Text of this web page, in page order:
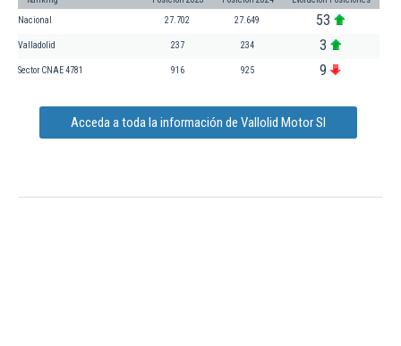
Nacional 27.702 27.649 53
Valladolid 237 234 3
Sector CNAE 4781 916 925 9
Acceda a toda la información de Vallolid Motor Sl